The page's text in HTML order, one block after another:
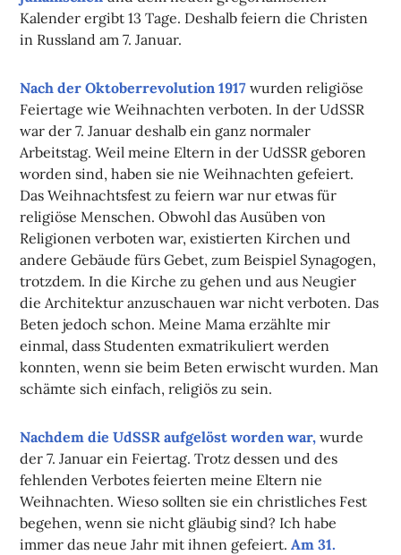
Kalender ergibt 13 Tage. Deshalb feiern die Christen
in Russland am 7. Januar.
Nach der Oktoberrevolution 1917 wurden religiöse
Feiertage wie Weihnachten verboten. In der UdSSR
war der 7. Januar deshalb ein ganz normaler
Arbeitstag. Weil meine Eltern in der UdSSR geboren
worden sind, haben sie nie Weihnachten gefeiert.
Das Weihnachtsfest zu feiern war nur etwas für
religiöse Menschen. Obwohl das Ausüben von
Religionen verboten war, existierten Kirchen und
andere Gebäude fürs Gebet, zum Beispiel Synagogen,
trotzdem. In die Kirche zu gehen und aus Neugier
die Architektur anzuschauen war nicht verboten. Das
Beten jedoch schon. Meine Mama erzählte mir
einmal, dass Studenten exmatrikuliert werden
konnten, wenn sie beim Beten erwischt wurden. Man
schämte sich einfach, religiös zu sein.
Nachdem die UdSSR aufgelöst worden war, wurde
der 7. Januar ein Feiertag. Trotz dessen und des
fehlenden Verbotes feierten meine Eltern nie
Weihnachten. Wieso sollten sie ein christliches Fest
begehen, wenn sie nicht gläubig sind? Ich habe
immer das neue Jahr mit ihnen gefeiert.Am 31.